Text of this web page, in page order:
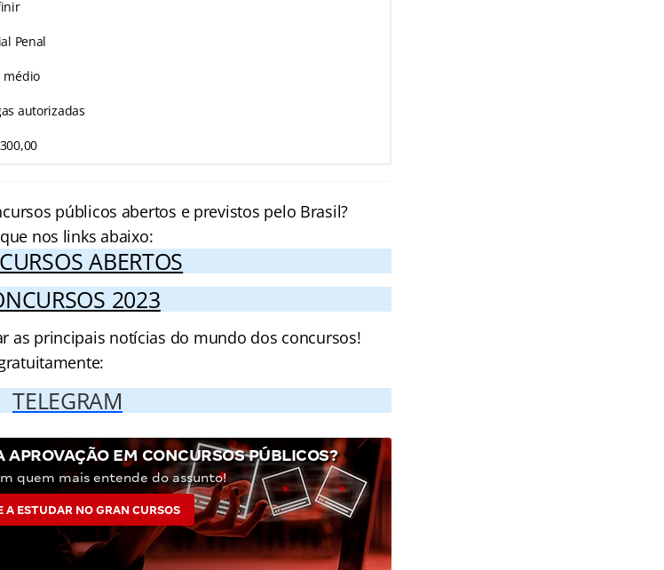
Penal
médio
autorizadas
públicos abertos e previstos pelo Brasil?
nos links abaixo:
ABERTOS
2023
as principais notícias do mundo dos concursos!
TELEGRAM
APROVAÇÃO EM CONCURSOS PÚBLICOS?
quem mais entende do assunto!
A ESTUDAR NO GRAN CURSOS